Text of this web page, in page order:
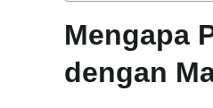
Mengapa
dengan